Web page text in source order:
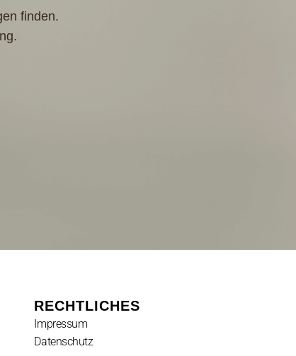
finden.
RECHTLICHES
Impressum
Datenschutz